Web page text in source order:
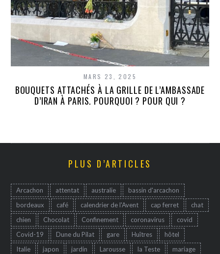
MARS 23, 2025
BOUQUETS ATTACHÉS À LA GRILLE DE L’AMBASSADE
D’IRAN À PARIS. POURQUOI ? POUR QUI ?
PLUS D’ARTICLES
Arcachon attentat australie
bassin d'arcachon
bordeaux
café calendrier de l'Avent cap ferret
chat
chien
Chocolat Confinement coronavirus
covid
Covid-19
Dune du Pilat gare Huîtres
hôtel
Italie
japon jardin Larousse la Teste
mariage